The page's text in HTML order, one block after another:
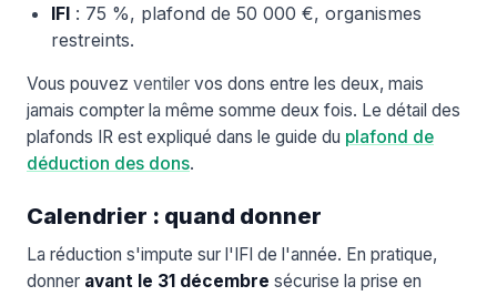
IFI : 75 %, plafond de 50 000 €, organismes
restreints.
Vous pouvez ventiler vos dons entre les deux, mais
jamais compter la même somme deux fois. Le détail des
plafonds IR est expliqué dans le guide du plafond de
déduction des dons.
Calendrier : quand donner
La réduction s'impute sur l'IFI de l'année. En pratique,
donner avant le 31 décembre sécurise la prise en